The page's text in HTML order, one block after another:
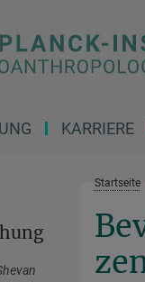
KARRIERE
Startseite